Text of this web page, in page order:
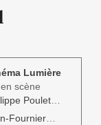
Lumière
scène
Poulet…
Fournier…